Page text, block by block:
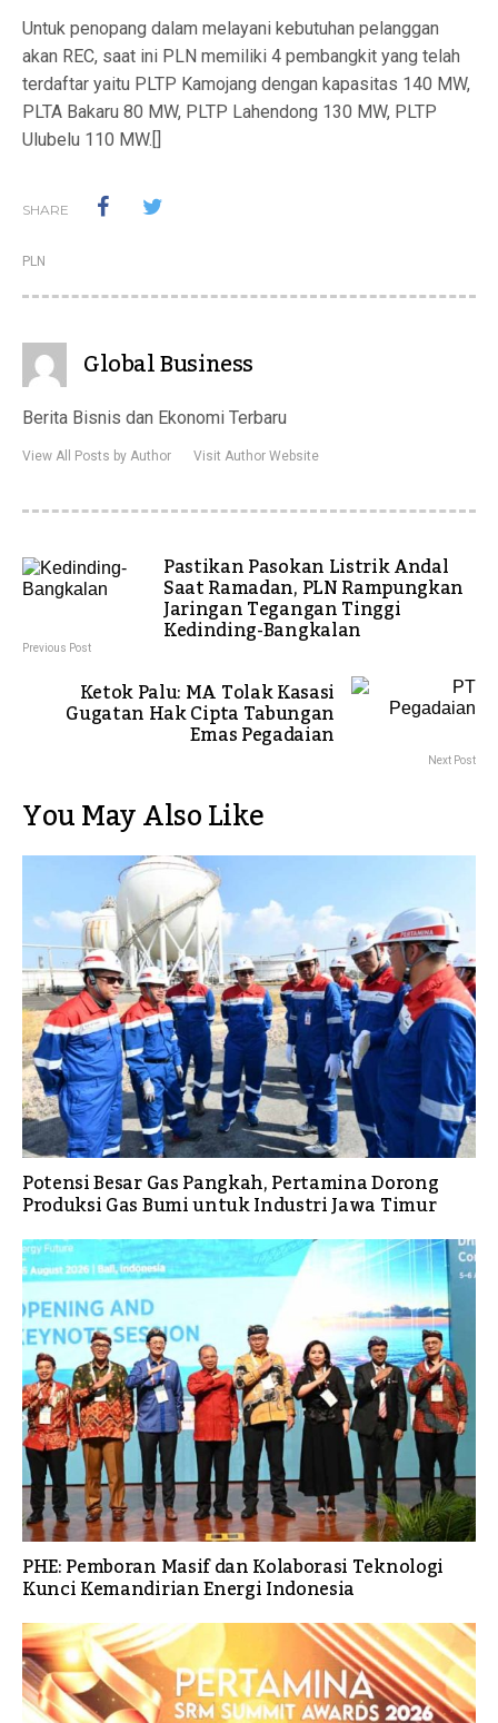
Untuk penopang dalam melayani kebutuhan pelanggan
akan REC, saat ini PLN memiliki 4 pembangkit yang telah
terdaftar yaitu PLTP Kamojang dengan kapasitas 140 MW,
PLTA Bakaru 80 MW, PLTP Lahendong 130 MW, PLTP
Ulubelu 110 MW.[]
SHARE
PLN
Global Business
Berita Bisnis dan Ekonomi Terbaru
View All Posts by Author Visit Author Website
Pastikan Pasokan Listrik Andal
Saat Ramadan, PLN Rampungkan
Jaringan Tegangan Tinggi
Kedinding-Bangkalan
Previous Post
Ketok Palu: MA Tolak Kasasi
Gugatan Hak Cipta Tabungan
Emas Pegadaian
Next Post
You May Also Like
Potensi Besar Gas Pangkah, Pertamina Dorong
Produksi Gas Bumi untuk Industri Jawa Timur
PHE: Pemboran Masif dan Kolaborasi Teknologi
Kunci Kemandirian Energi Indonesia